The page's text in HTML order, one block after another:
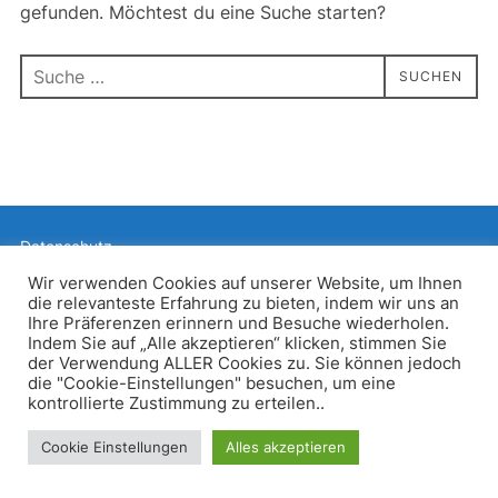
gefunden. Möchtest du eine Suche starten?
Suchen
nach:
SUCHEN
Datenschutz
Inspiro WordPress Theme von WPZOOM
Wir verwenden Cookies auf unserer Website, um Ihnen
die relevanteste Erfahrung zu bieten, indem wir uns an
Ihre Präferenzen erinnern und Besuche wiederholen.
Indem Sie auf „Alle akzeptieren“ klicken, stimmen Sie
der Verwendung ALLER Cookies zu. Sie können jedoch
die "Cookie-Einstellungen" besuchen, um eine
kontrollierte Zustimmung zu erteilen..
Cookie Einstellungen Alles akzeptieren